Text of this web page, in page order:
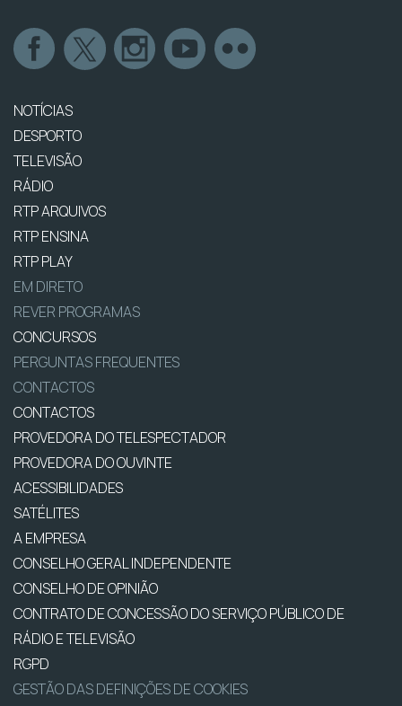
NOTÍCIAS
DESPORTO
TELEVISÃO
RÁDIO
RTP ARQUIVOS
RTP ENSINA
RTP PLAY
EM DIRETO
REVER PROGRAMAS
CONCURSOS
PERGUNTAS FREQUENTES
CONTACTOS
CONTACTOS
PROVEDORA DO TELESPECTADOR
PROVEDORA DO OUVINTE
ACESSIBILIDADES
SATÉLITES
A EMPRESA
CONSELHO GERAL INDEPENDENTE
CONSELHO DE OPINIÃO
CONTRATO DE CONCESSÃO DO SERVIÇO PÚBLICO DE
RÁDIO E TELEVISÃO
RGPD
GESTÃO DAS DEFINIÇÕES DE COOKIES